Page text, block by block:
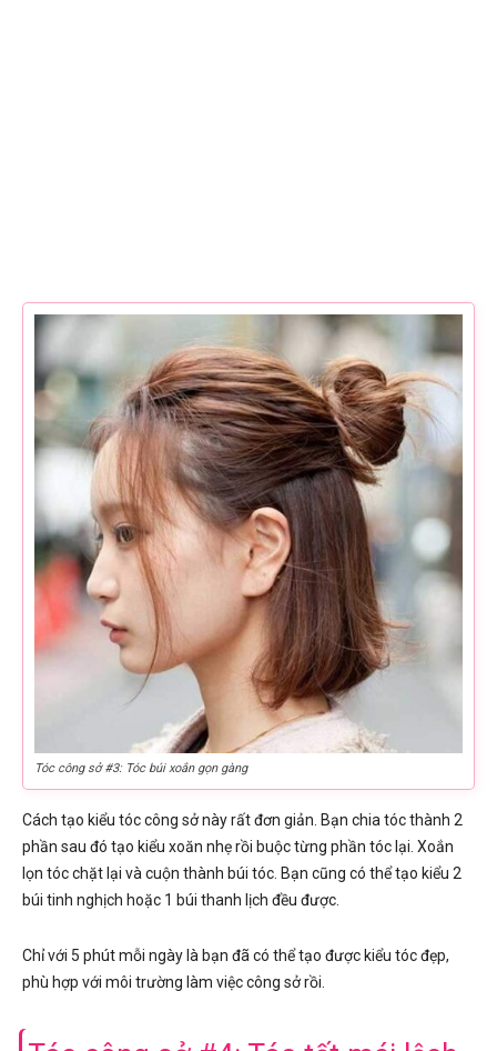
Tóc công sở #3: Tóc búi xoắn gọn gàng
Cách tạo kiểu tóc công sở này rất đơn giản. Bạn chia tóc thành 2
phần sau đó tạo kiểu xoăn nhẹ rồi buộc từng phần tóc lại. Xoắn
lọn tóc chặt lại và cuộn thành búi tóc. Bạn cũng có thể tạo kiểu 2
búi tinh nghịch hoặc 1 búi thanh lịch đều được.
Chỉ với 5 phút mỗi ngày là bạn đã có thể tạo được kiểu tóc đẹp,
phù hợp với môi trường làm việc công sở rồi.